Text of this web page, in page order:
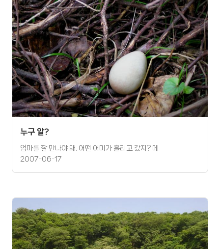
누구 알?
엄마를 잘 만나야 돼. 어떤 어미가 흘리고 갔지? 메
2007-06-17